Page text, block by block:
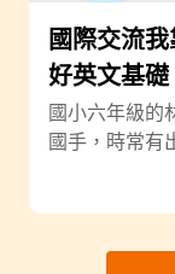
國際交流
好英文基礎
英文！
國小六年級的
國手，時常有
全世界各地的
現在的她可